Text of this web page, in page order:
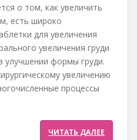
о том, как увеличить
есть широко
для увеличения
увеличения груди
улучшении формы груди.
увеличению
процессы
ЧИТАТЬ ДАЛЕЕ